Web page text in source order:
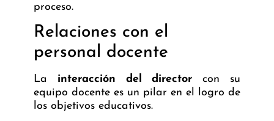
proceso.
Relaciones con el
personal docente
La interacción del directorcon su
equipo docente es un pilar en el logro de
los objetivos educativos.